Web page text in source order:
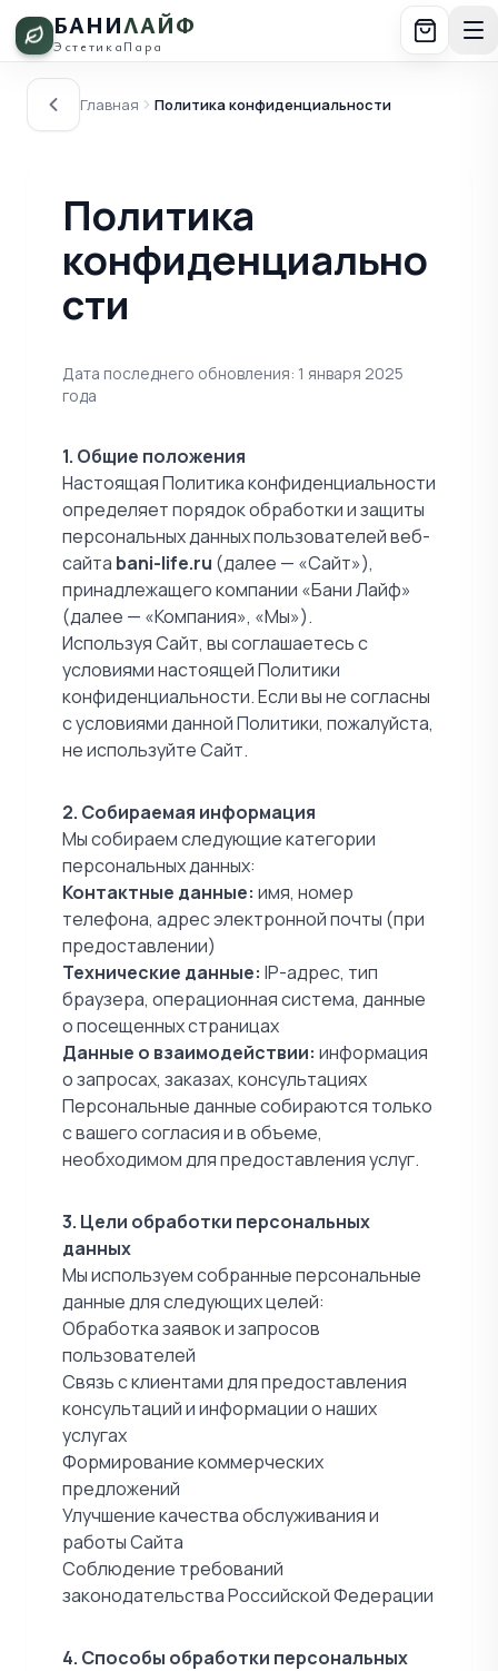
БАНИЛАЙФ
ЭстетикаПара
Главная Политика конфиденциальности
Политика
конфиденциально
сти
Дата последнего обновления: 1 января 2025
года
1. Общие положения
Настоящая Политика конфиденциальности
определяет порядок обработки и защиты
персональных данных пользователей веб-
сайта bani-life.ru (далее — «Сайт»),
принадлежащего компании «Бани Лайф»
(далее — «Компания», «Мы»).
Используя Сайт, вы соглашаетесь с
условиями настоящей Политики
конфиденциальности. Если вы не согласны
с условиями данной Политики, пожалуйста,
не используйте Сайт.
2. Собираемая информация
Мы собираем следующие категории
персональных данных:
Контактные данные: имя, номер
телефона, адрес электронной почты (при
предоставлении)
Технические данные: IP-адрес, тип
браузера, операционная система, данные
о посещенных страницах
Данные о взаимодействии: информация
о запросах, заказах, консультациях
Персональные данные собираются только
с вашего согласия и в объеме,
необходимом для предоставления услуг.
3. Цели обработки персональных
данных
Мы используем собранные персональные
данные для следующих целей:
Обработка заявок и запросов
пользователей
Связь с клиентами для предоставления
консультаций и информации о наших
услугах
Формирование коммерческих
предложений
Улучшение качества обслуживания и
работы Сайта
Соблюдение требований
законодательства Российской Федерации
4. Способы обработки персональных